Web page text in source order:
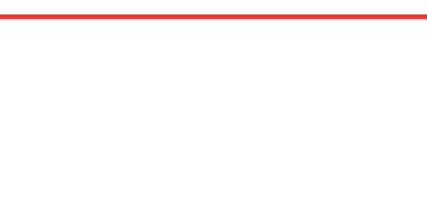
(2017)